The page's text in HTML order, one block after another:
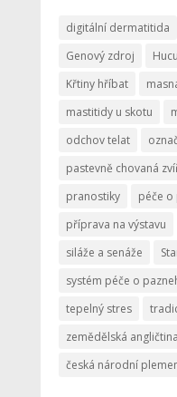
digitální dermatitida
Genový zdroj
Křtiny hříbat
mastitidy u skotu
odchov telat
pastevně chovaná
pranostiky
péče o
příprava na výstavu
siláže a senáže
systém péče o
tepelný stres
zemědělská angličtina
česká národní